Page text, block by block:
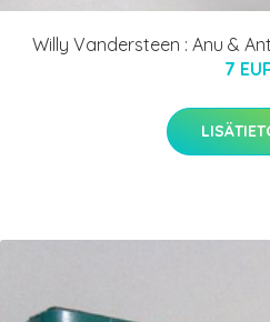
Willy Vandersteen : Anu &
7